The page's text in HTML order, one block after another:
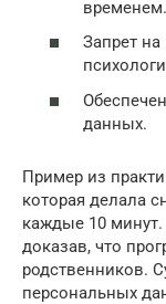
временем.
Запрет
данных.
Пример из
которая делала
каждые 10
доказав, что
родственников.
персональных